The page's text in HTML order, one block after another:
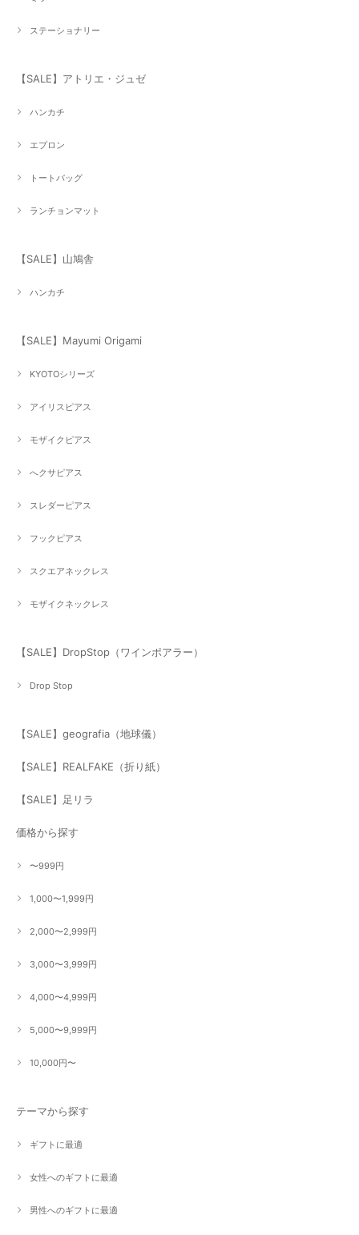
ステーショナリー
【SALE】アトリエ・ジュゼ
ハンカチ
エプロン
トートバッグ
ランチョンマット
【SALE】山鳩舎
ハンカチ
【SALE】Mayumi Origami
KYOTOシリーズ
アイリスピアス
モザイクピアス
へクサピアス
スレダーピアス
フックピアス
スクエアネックレス
モザイクネックレス
【SALE】DropStop（ワインポアラー）
Drop Stop
【SALE】geografia（地球儀）
【SALE】REALFAKE（折り紙）
【SALE】足リラ
価格から探す
〜999円
1,000〜1,999円
2,000〜2,999円
3,000〜3,999円
4,000〜4,999円
5,000〜9,999円
10,000円〜
テーマから探す
ギフトに最適
女性へのギフトに最適
男性へのギフトに最適